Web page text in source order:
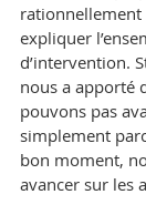
expliquer
d’intervention.
nous a apporté
pouvons pas
simplement
bon moment,
avancer sur les